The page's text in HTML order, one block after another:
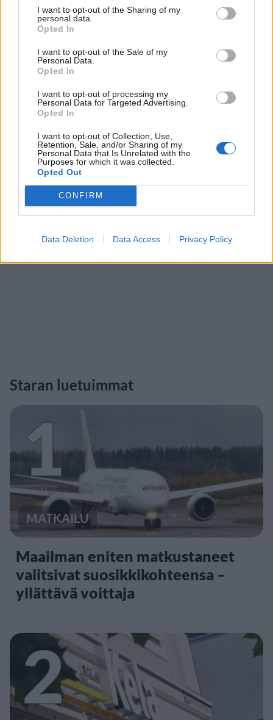
I want to opt-out of the Sharing of my
personal data.
Opted In
I want to opt-out of the Sale of my
Personal Data.
Opted In
I want to opt-out of processing my
Personal Data for Targeted Advertising.
Opted In
I want to opt-out of Collection, Use,
Retention, Sale, and/or Sharing of my
Personal Data that Is Unrelated with the
Purposes for which it was collected.
Opted Out
CONFIRM
Data Deletion Data Access Privacy Policy
Staran luetuimmat
1
MATKAILU
Maailman eniten matkustaneet
valitsivat suosikkikohteensa –
yllättävä voittaja
2